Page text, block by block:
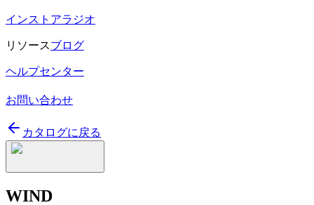
インストアラジオ
リソースブログ
ヘルプセンター
お問い合わせ
カタログに戻る
WIND